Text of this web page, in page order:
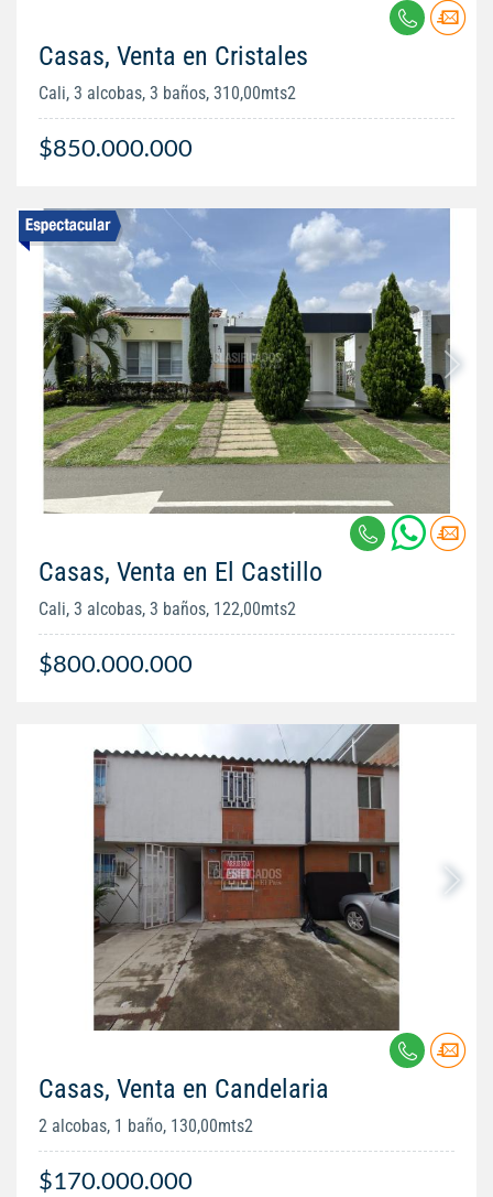
Casas, Venta en Cristales
Cali, 3 alcobas, 3 baños, 310,00mts2
$850.000.000
Casas, Venta en El Castillo
Cali, 3 alcobas, 3 baños, 122,00mts2
$800.000.000
Casas, Venta en Candelaria
2 alcobas, 1 baño, 130,00mts2
$170.000.000